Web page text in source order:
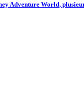
Adventure World,